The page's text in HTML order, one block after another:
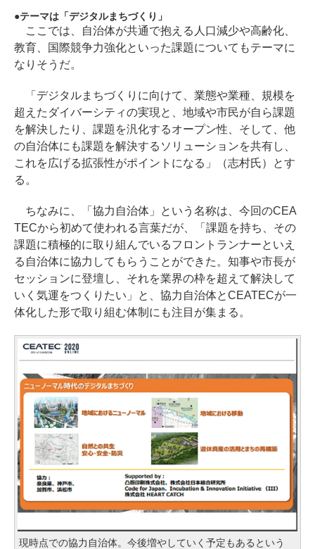
テーマは「デジタルまちづくり」
ここでは、自治体が共通で抱える人口減少や高齢化、
教育、国際競争力強化といった課題についてもテーマに
なりそうだ。
「デジタルまちづくりに向けて、業態や業種、規模を
超えたダイバーシティの実現と、地域や市民が自ら課題
を解決したり、課題を汎化するオープン性、そして、他
の自治体にも課題を解決するソリューションを共有し、
これを広げる拡張性がポイントになる」（志村氏）とす
る。
ちなみに、「協力自治体」という名称は、今回のCEA
TECから初めて使われる言葉だが、「課題を持ち、その
課題に積極的に取り組んでいるフロントランナーといえ
る自治体に協力してもらうことができた。知事や市長が
セッションに登壇し、それを業界の枠を超えて解決して
いく気運をつくりたい」と、協力自治体とCEATECが一
体化した形で取り組む体制にも注目が集まる。
現時点での協力自治体。今後増やしていく予定もあるという